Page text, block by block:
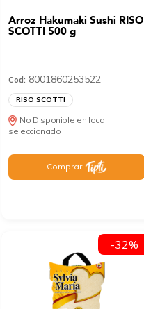
Arroz Hakumaki Sushi RISO
SCOTTI 500 g
Cod: 8001860253522
RISO SCOTTI
No Disponible en local
seleccionado
Comprar
-32%